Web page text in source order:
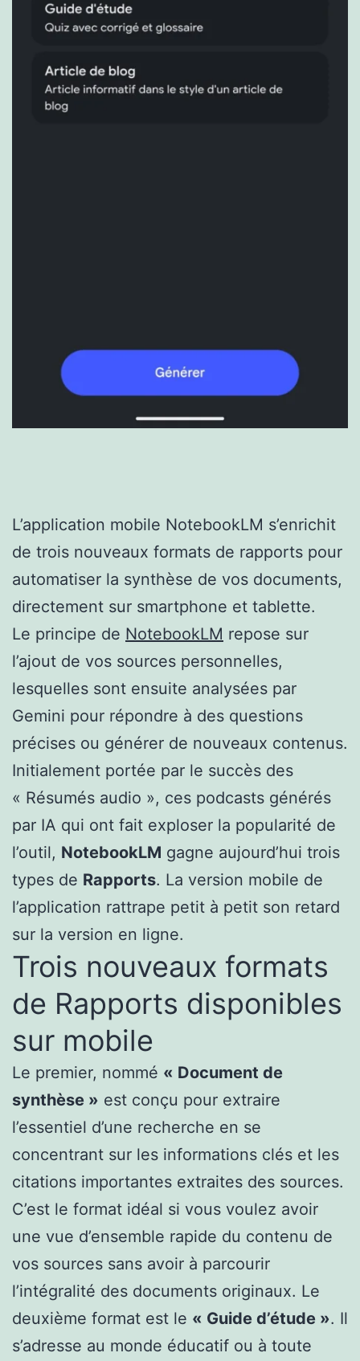
L’application mobile NotebookLM s’enrichit
de trois nouveaux formats de rapports pour
automatiser la synthèse de vos documents,
directement sur smartphone et tablette.
Le principe de NotebookLM repose sur
l’ajout de vos sources personnelles,
lesquelles sont ensuite analysées par
Gemini pour répondre à des questions
précises ou générer de nouveaux contenus.
Initialement portée par le succès des
« Résumés audio », ces podcasts générés
par IA qui ont fait exploser la popularité de
l’outil, NotebookLM gagne aujourd’hui trois
types de Rapports. La version mobile de
l’application rattrape petit à petit son retard
sur la version en ligne.
Trois nouveaux formats
de Rapports disponibles
sur mobile
Le premier, nommé « Document de
synthèse » est conçu pour extraire
l’essentiel d’une recherche en se
concentrant sur les informations clés et les
citations importantes extraites des sources.
C’est le format idéal si vous voulez avoir
une vue d’ensemble rapide du contenu de
vos sources sans avoir à parcourir
l’intégralité des documents originaux. Le
deuxième format est le « Guide d’étude ». Il
s’adresse au monde éducatif ou à toute